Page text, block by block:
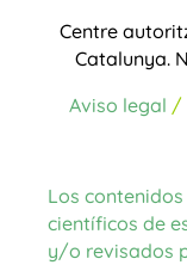
Centre
Catalunya.
Aviso legal /
Los
científicos de
y/o revisados